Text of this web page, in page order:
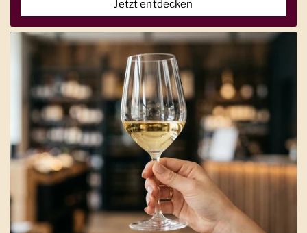
Jetzt entdecken